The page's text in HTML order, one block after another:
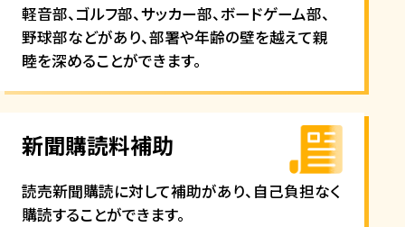
軽音部、ゴルフ部、サッカー部、ボードゲーム部、
野球部などがあり、部署や年齢の壁を越えて親
睦を深めることができます。
新聞購読料補助
読売新聞購読に対して補助があり、自己負担なく
購読することができます。